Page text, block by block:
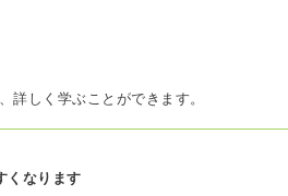
詳しく学ぶことができます。
くなります